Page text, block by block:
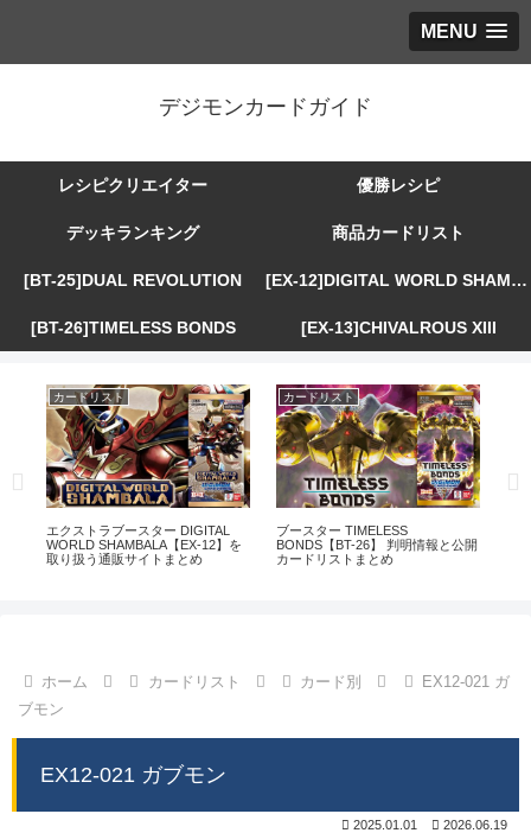
MENU
デジモンカードガイド
レシピクリエイター 優勝レシピ
デッキランキング 商品カードリスト
[BT-25]DUAL REVOLUTION [EX-12]DIGITAL WORLD SHAMBALA
[BT-26]TIMELESS BONDS [EX-13]CHIVALROUS XIII
カードリスト
エクストラブースター DIGITAL
WORLD SHAMBALA【EX-12】を
取り扱う通販サイトまとめ
カードリスト
ブースター TIMELESS
BONDS【BT-26】 判明情報と公開
カードリストまとめ
ホーム カードリスト カード別
EX12-021 ガ
ブモン
EX12-021 ガブモン
2025.01.01 2026.06.19